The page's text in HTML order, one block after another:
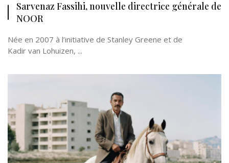
Sarvenaz Fassihi, nouvelle directrice générale de
NOOR
Née en 2007 à l’initiative de Stanley Greene et de
Kadir van Lohuizen, ...